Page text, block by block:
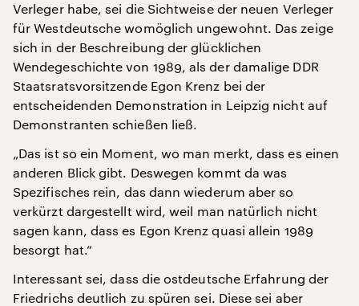
Verleger habe, sei die Sichtweise der neuen Verleger
für Westdeutsche womöglich ungewohnt. Das zeige
sich in der Beschreibung der glücklichen
Wendegeschichte von 1989, als der damalige DDR
Staatsratsvorsitzende Egon Krenz bei der
entscheidenden Demonstration in Leipzig nicht auf
Demonstranten schießen ließ.
„Das ist so ein Moment, wo man merkt, dass es einen
anderen Blick gibt. Deswegen kommt da was
Spezifisches rein, das dann wiederum aber so
verkürzt dargestellt wird, weil man natürlich nicht
sagen kann, dass es Egon Krenz quasi allein 1989
besorgt hat.“
Interessant sei, dass die ostdeutsche Erfahrung der
Friedrichs deutlich zu spüren sei. Diese sei aber